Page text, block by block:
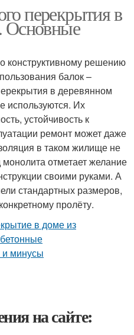
перекрытия в
Основные
конструктивному решению
балок –
в деревянном
используются. Их
устойчивость к
ремонт может даже
в таком жилище не
отметает желание
своими руками. А
стандартных размеров,
пролёту.
на сайте: